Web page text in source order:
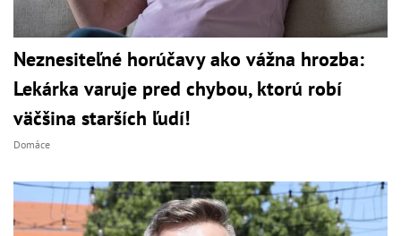
Neznesiteľné horúčavy ako vážna hrozba:
Lekárka varuje pred chybou, ktorú robí
väčšina starších ľudí!
Domáce